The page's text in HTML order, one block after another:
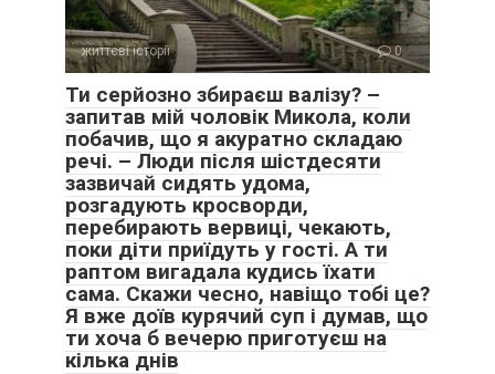
завжди була змією!
— Я була дружиною, яка вірила своєму чоловікові. А ти
була сусідкою, яка хотіла вкрасти чуже. Тепер збирайте
речі. Обоє.
життєві історії 0
Ти серйозно збираєш валізу? –
запитав мій чоловік Микола, коли
побачив, що я акуратно складаю
речі. – Люди після шістдесяти
зазвичай сидять удома,
розгадують кросворди,
перебирають вервиці, чекають,
поки діти приїдуть у гості. А ти
раптом вигадала кудись їхати
сама. Скажи чесно, навіщо тобі це?
Я вже доїв курячий суп і думав, що
ти хоча б вечерю приготуєш на
кілька днів